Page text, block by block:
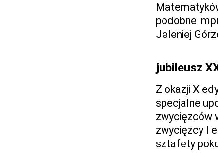
podobne
Jeleniej
jubileusz
Z okazji X
specjalne
zwycięzców
zwycięzcy I
sztafety